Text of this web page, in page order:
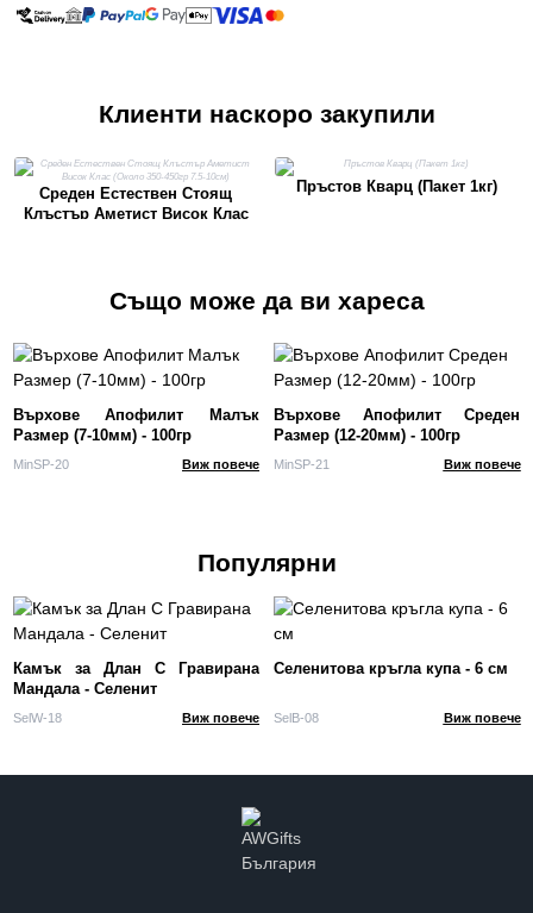
Клиенти наскоро закупили
Среден Естествен Стоящ
Клъстър Аметист Висок Клас
Пръстов Кварц (Пакет 1кг)
Също може да ви хареса
Върхове Апофилит Малък
Размер (7-10мм) - 100гр
MinSP-20 Виж повече
Върхове Апофилит Среден
Размер (12-20мм) - 100гр
MinSP-21 Виж повече
Популярни
Камък за Длан С Гравирана
Мандала - Селенит
SelW-18 Виж повече
Селенитова кръгла купа - 6 см
SelB-08 Виж повече